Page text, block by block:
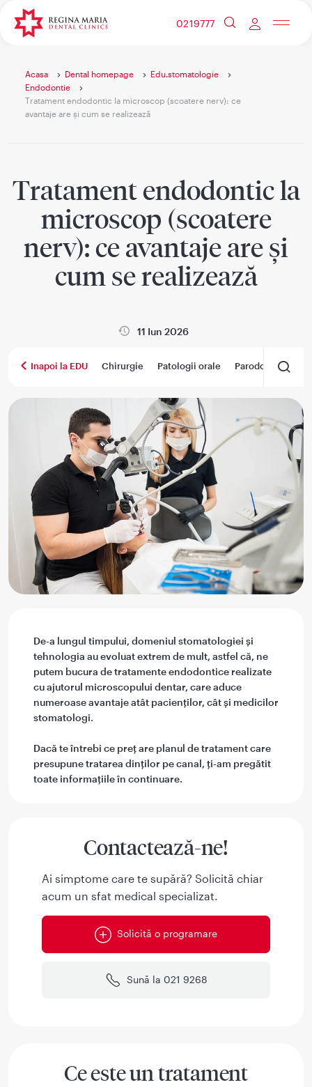
0219777
acasa dental homepage
edu.stomatologie
endodontie
tratament endodontic la microscop (scoatere nerv): ce
avantaje are și cum se realizează
Tratament endodontic la
microscop (scoatere
nerv): ce avantaje are și
cum se realizează
11 Iun 2026
Inapoi la EDU Chirurgie Patologii orale Parodontologie
De-a lungul timpului, domeniul stomatologiei și
tehnologia au evoluat extrem de mult, astfel că, ne
putem bucura de tratamente endodontice realizate
cu ajutorul microscopului dentar, care aduce
numeroase avantaje atât pacienților, cât și medicilor
stomatologi.
Dacă te întrebi ce preț are planul de tratament care
presupune tratarea dinților pe canal, ți-am pregătit
toate informațiile în continuare.
Contactează-ne!
Ai simptome care te supără? Solicită chiar
acum un sfat medical specializat.
Solicită o programare
Sună la 021 9268
Ce este un tratament